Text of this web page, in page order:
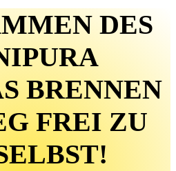
DES
BRENNEN
FREI ZU